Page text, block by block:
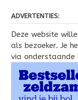
ADVERTENTIES:
Deze website
als bezoeker. Je
via onderstaande